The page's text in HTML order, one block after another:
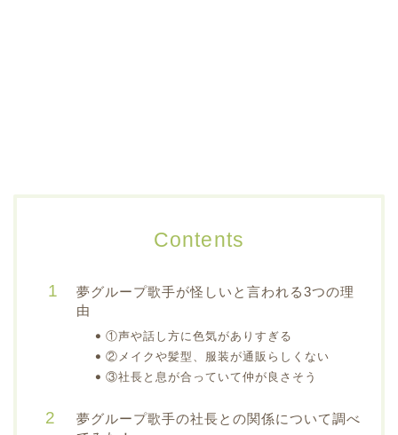
Contents
夢グループ歌手が怪しいと言われる3つの理
由
①声や話し方に色気がありすぎる
②メイクや髪型、服装が通販らしくない
③社長と息が合っていて仲が良さそう
夢グループ歌手の社長との関係について調べ